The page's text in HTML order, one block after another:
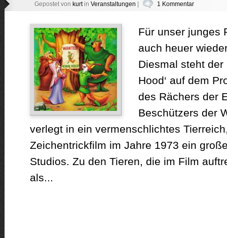
Gepostet von kurtin Veranstaltungen 1 Kommentar
Für unser junges
auch heuer
Diesmal steht der
Hood‘ auf dem
des Rächers der
Beschützers der
verlegt in ein vermenschlichtes
Zeichentrickfilm im Jahre 1973 ein
Studios. Zu den Tieren, die im Film
als...